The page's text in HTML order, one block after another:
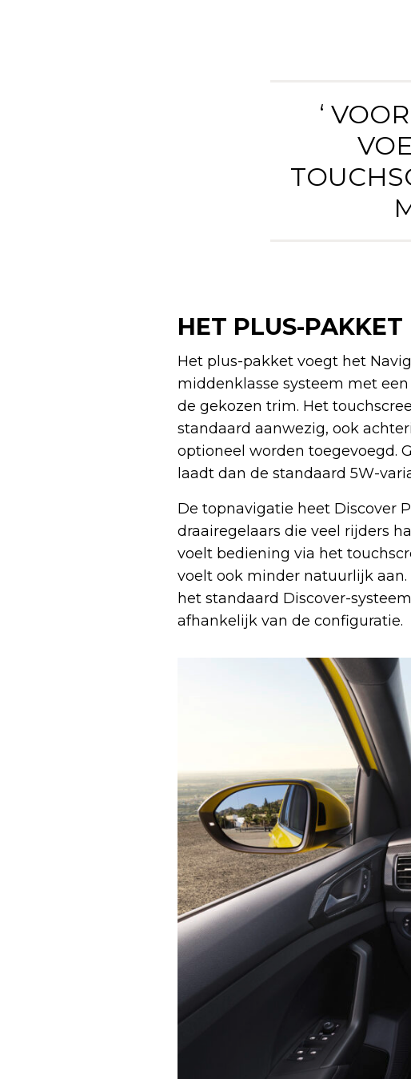
‘
HET PLUS-
Het plus-pakket voegt het
middenklasse systeem met
de gekozen trim. Het
standaard aanwezig, ook
optioneel worden toegevoegd.
laadt dan de standaard 5W-
De topnavigatie heet Discover
draairegelaars die veel rijders
voelt bediening via het
voelt ook minder natuurlijk
het standaard Discover-
afhankelijk van de configuratie.